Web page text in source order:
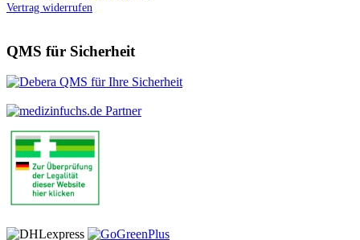
Vertrag widerrufen
QMS für Sicherheit